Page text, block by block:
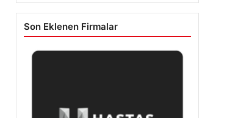
Son Eklenen Firmalar